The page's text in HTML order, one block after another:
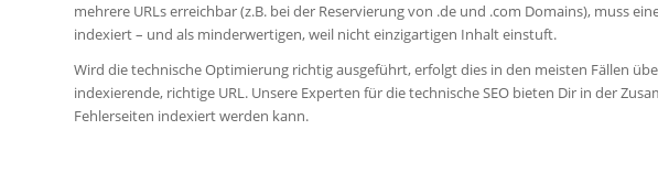
mehrere URLs erreichbar (z.B. bei der Reservierung von .de und .com Domains), muss
indexiert – und als minderwertigen, weil nicht einzigartigen Inhalt einstuft.
Wird die technische Optimierung richtig ausgeführt, erfolgt dies in den meisten Fällen
indexierende, richtige URL. Unsere Experten für die technische SEO bieten Dir in der
Fehlerseiten indexiert werden kann.